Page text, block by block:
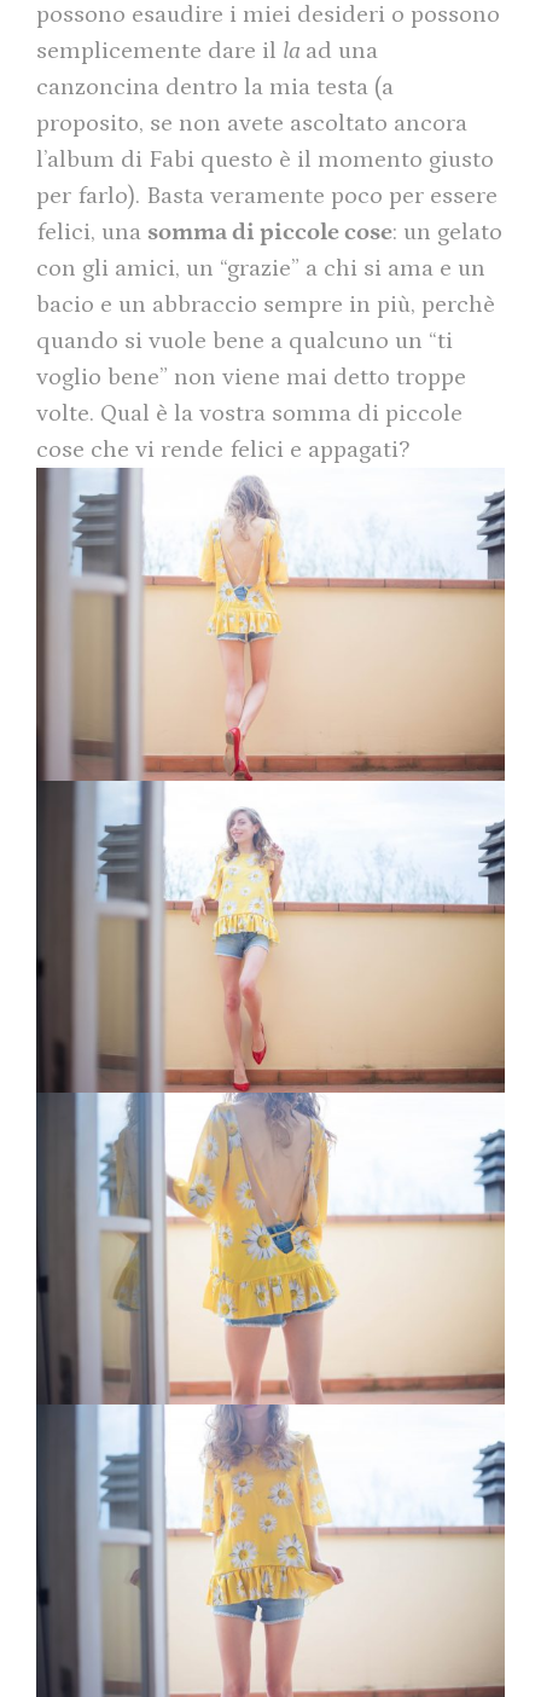
possono esaudire i miei desideri o possono
semplicemente dare il la ad una
canzoncina dentro la mia testa (a
proposito, se non avete ascoltato ancora
l’album di Fabi questo è il momento giusto
per farlo). Basta veramente poco per essere
felici, una somma di piccole cose: un gelato
con gli amici, un “grazie” a chi si ama e un
bacio e un abbraccio sempre in più, perchè
quando si vuole bene a qualcuno un “ti
voglio bene” non viene mai detto troppe
volte. Qual è la vostra somma di piccole
cose che vi rende felici e appagati?